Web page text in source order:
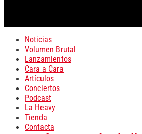
Noticias
Volumen Brutal
Lanzamientos
Cara a Cara
Artículos
Conciertos
Podcast
La Heavy
Tienda
Contacta